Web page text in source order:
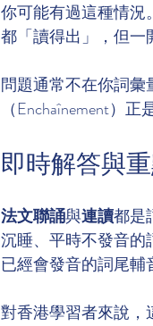
你可能有過這種情
都「讀得出」，但一
問題通常不在你詞彙
（Enchaînement）
即時解答與
法文聯誦與連讀都是
沉睡、平時不發音的
已經會發音的詞尾輔
對香港學習者來說